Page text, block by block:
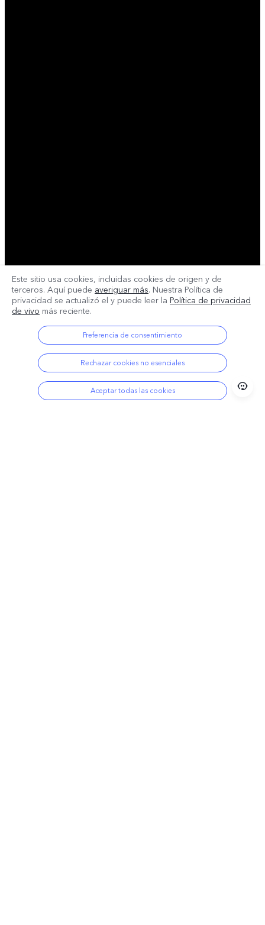
Este sitio usa cookies, incluidas cookies de origen y de
terceros. Aquí puede averiguar más. Nuestra Política de
privacidad se actualizó el y puede leer la Política de privacidad
de vivo más reciente.
Preferencia de consentimiento
Rechazar cookies no esenciales
Aceptar todas las cookies